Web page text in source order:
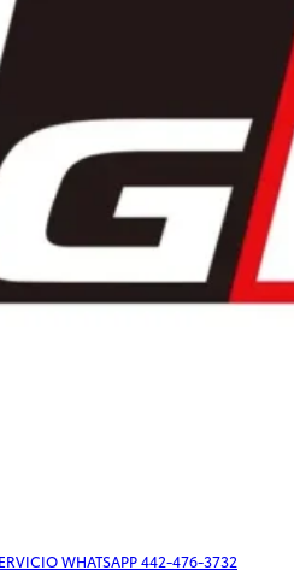
2026
WHATSAPP 442-476-3732